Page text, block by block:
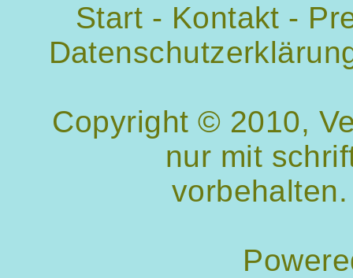
Start - Kontakt -
Copyright © 2010,
nur mit